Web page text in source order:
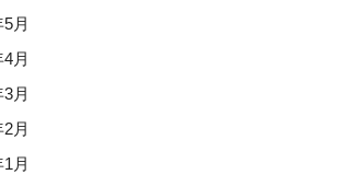
月
月
月
月
月